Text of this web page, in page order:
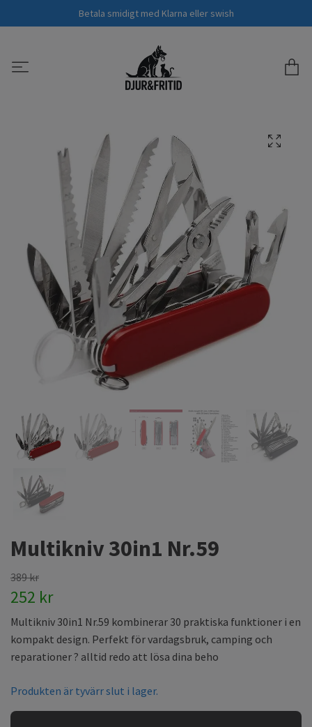
Betala smidigt med Klarna eller swish
Multikniv 30in1 Nr.59
389 kr
252 kr
Multikniv 30in1 Nr.59 kombinerar 30 praktiska funktioner i en
kompakt design. Perfekt för vardagsbruk, camping och
reparationer ? alltid redo att lösa dina beho
Produkten är tyvärr slut i lager.